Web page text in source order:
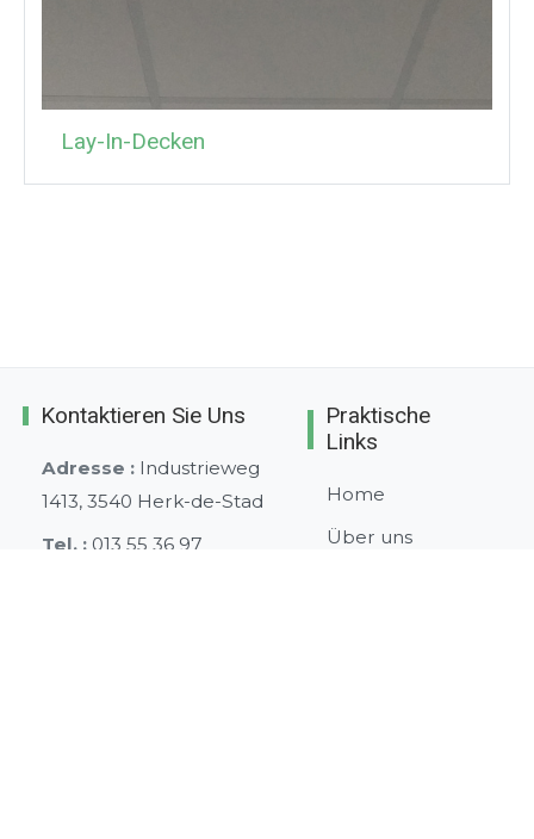
Lay-In-Decken
Kontaktieren Sie Uns
Adresse : Industrieweg
1413, 3540 Herk-de-Stad
Tel. : 013 55 36 97
Praktische
Links
Home
Über uns